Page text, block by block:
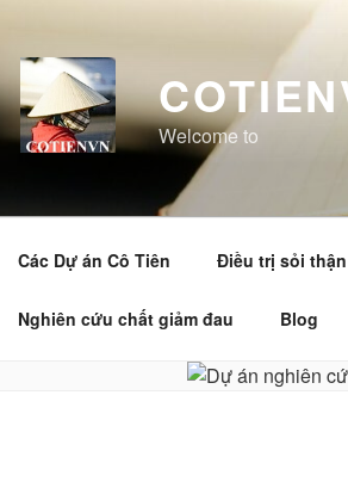
Welcome to
Các Dự án Cô Tiên Điều trị sỏi thận
Nghiên cứu chất giảm đau Blog